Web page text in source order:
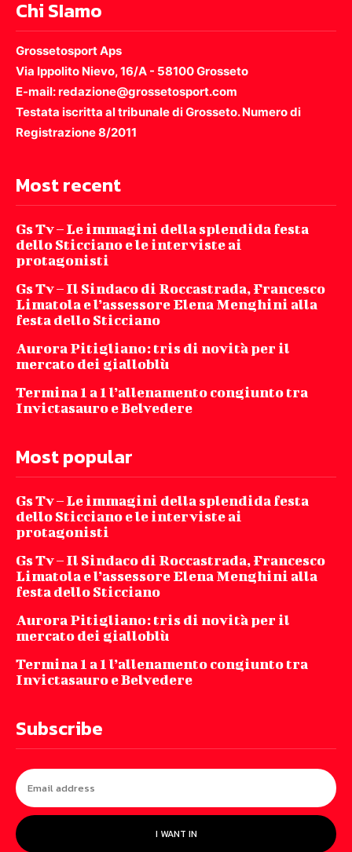
Chi SIamo
Grossetosport Aps
Via Ippolito Nievo, 16/A - 58100 Grosseto
E-mail: redazione@grossetosport.com
Testata iscritta al tribunale di Grosseto. Numero di
Registrazione 8/2011
Most recent
Gs Tv – Le immagini della splendida festa
dello Sticciano e le interviste ai
protagonisti
Gs Tv – Il Sindaco di Roccastrada, Francesco
Limatola e l’assessore Elena Menghini alla
festa dello Sticciano
Aurora Pitigliano: tris di novità per il
mercato dei gialloblù
Termina 1 a 1 l’allenamento congiunto tra
Invictasauro e Belvedere
Most popular
Gs Tv – Le immagini della splendida festa
dello Sticciano e le interviste ai
protagonisti
Gs Tv – Il Sindaco di Roccastrada, Francesco
Limatola e l’assessore Elena Menghini alla
festa dello Sticciano
Aurora Pitigliano: tris di novità per il
mercato dei gialloblù
Termina 1 a 1 l’allenamento congiunto tra
Invictasauro e Belvedere
Subscribe
I WANT IN